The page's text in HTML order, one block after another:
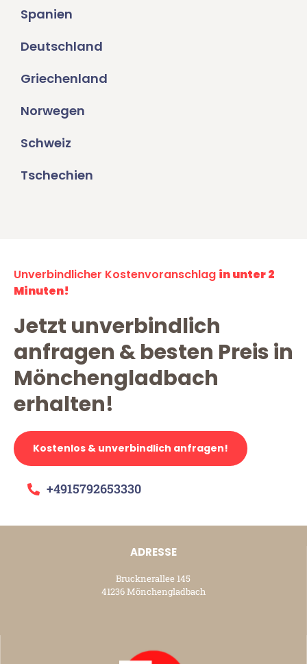
Spanien
Deutschland
Griechenland
Norwegen
Schweiz
Tschechien
Unverbindlicher Kostenvoranschlag in unter 2
Minuten!
Jetzt unverbindlich
anfragen & besten Preis in
Mönchengladbach
erhalten!
Kostenlos & unverbindlich anfragen!
+4915792653330
ADRESSE
Brucknerallee 145
41236 Mönchengladbach